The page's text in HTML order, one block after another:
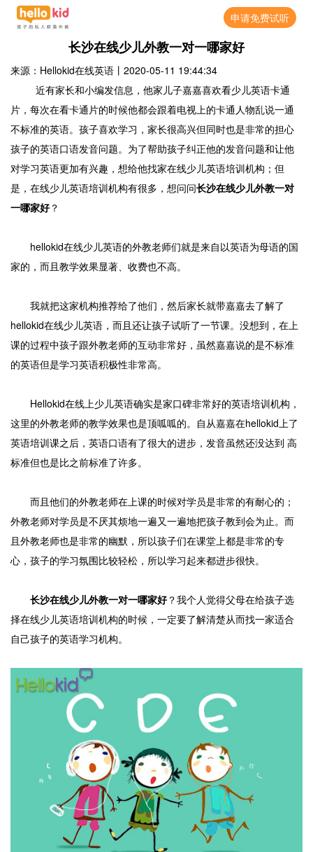
申请免费试听
长沙在线少儿外教一对一哪家好
来源：Hellokid在线英语 丨 2020-05-11 19:44:34
近有家长和小编发信息，他家儿子嘉嘉喜欢看少儿英语卡通
片，每次在看卡通片的时候他都会跟着电视上的卡通人物乱说一通
不标准的英语。孩子喜欢学习，家长很高兴但同时也是非常的担心
孩子的英语口语发音问题。为了帮助孩子纠正他的发音问题和让他
对学习英语更加有兴趣，想给他找家在线少儿英语培训机构；但
是，在线少儿英语培训机构有很多，想问问长沙在线少儿外教一对
一哪家好？
hellokid在线少儿英语的外教老师们就是来自以英语为母语的国
家的，而且教学效果显著、收费也不高。
我就把这家机构推荐给了他们，然后家长就带嘉嘉去了解了
hellokid在线少儿英语，而且还让孩子试听了一节课。没想到，在上
课的过程中孩子跟外教老师的互动非常好，虽然嘉嘉说的是不标准
的英语但是学习英语积极性非常高。
Hellokid在线上少儿英语确实是家口碑非常好的英语培训机构，
这里的外教老师的教学效果也是顶呱呱的。自从嘉嘉在hellokid上了
英语培训课之后，英语口语有了很大的进步，发音虽然还没达到 高
标准但也是比之前标准了许多。
而且他们的外教老师在上课的时候对学员是非常的有耐心的；
外教老师对学员是不厌其烦地一遍又一遍地把孩子教到会为止。而
且外教老师也是非常的幽默，所以孩子们在课堂上都是非常的专
心，孩子的学习氛围比较轻松，所以学习起来都进步很快。
长沙在线少儿外教一对一哪家好？我个人觉得父母在给孩子选
择在线少儿英语培训机构的时候，一定要了解清楚从而找一家适合
自己孩子的英语学习机构。